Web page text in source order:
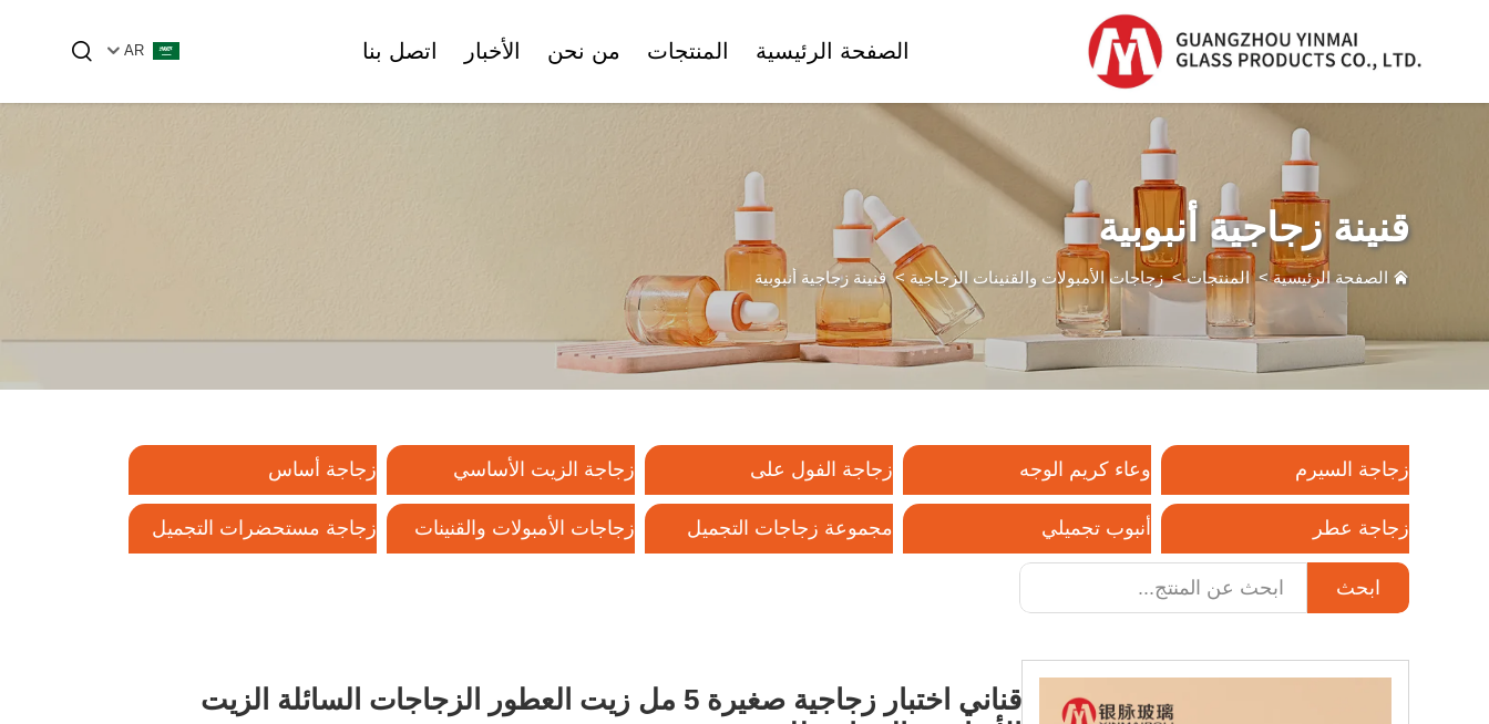
الصفحة الرئيسية المنتجات
زجاجة السيرم زجاجة السيرم
زجاجة بلاستيكية
بدripper
وعاء كريم الوجه زجاجة الفول على
زجاجة عطر أنبوب تجميلي مجموعة زجاجات التجميل زجاجات الأمبولات والقنينات الزجاجية
أمبول
زجاجة مستحضرات التجميل البلاستيكية
من نحن الأخبار اتصل بنا AR
قنينة زجاجية أنبوبية
الصفحة الرئيسية>المنتجات>زجاجات الأمبولات والقنينات الزجاجية >قنينة زجاجية أنبوبية
زجاجة السيرم وعاء كريم الوجه زجاجة الفول على زجاجة الزيت الأساسي زجاجة أساس
زجاجة عطر أنبوب تجميلي مجموعة زجاجات التجميل زجاجات الأمبولات والقنينات زجاجة مستحضرات التجميل
ابحث
قناني اختبار زجاجية صغيرة 5 مل زيت العطور الزجاجات السائلة الزيت